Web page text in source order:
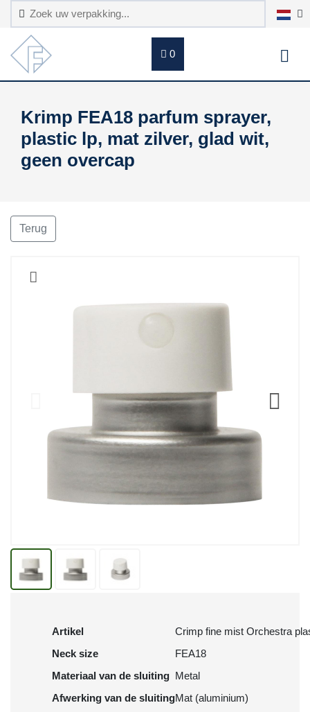
0
Krimp FEA18 parfum sprayer,
plastic lp, mat zilver, glad wit,
geen overcap
Terug
Artikel
Crimp fine mist Orchestra
Neck size
FEA18
Materiaal van de sluiting Metal
Afwerking van de sluitingMat (aluminium)